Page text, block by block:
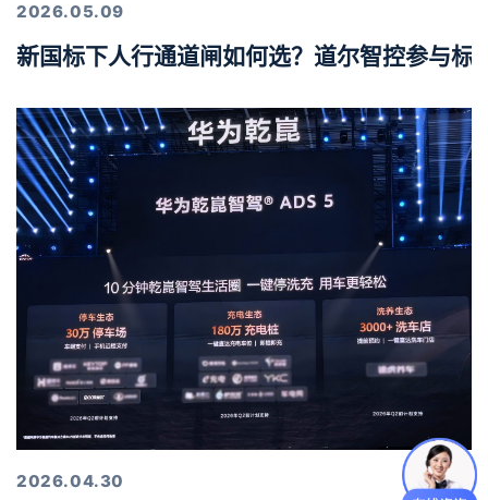
2026.05.09
新国标下人行通道闸如何选？道尔智控参与标
2026.04.30